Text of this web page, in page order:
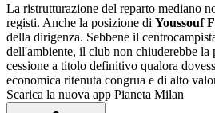
La ristrutturazione del reparto mediano
registi. Anche la posizione di Youssouf
della dirigenza. Sebbene il
dell'ambiente, il club non chiuderebbe la
cessione a titolo definitivo qualora
economica ritenuta congrua e di alto
Scarica la nuova app Pianeta Milan